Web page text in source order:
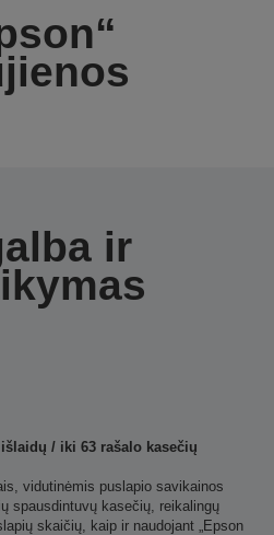
ir
/ iki 63 rašalo kasečių
vidutinėmis puslapio savikainos
spausdintuvų kasečių, reikalingų
skaičių, kaip ir naudojant „Epson